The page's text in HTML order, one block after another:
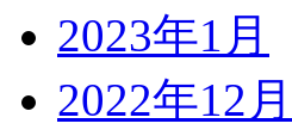
2023年1月
2022年12月